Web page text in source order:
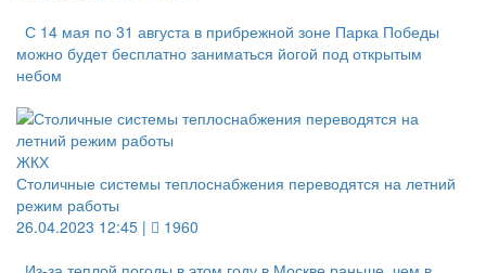
С 14 мая по 31 августа в прибрежной зоне Парка Победы
можно будет бесплатно заниматься йогой под открытым
небом
ЖКХ
Столичные системы теплоснабжения переводятся на летний
режим работы
26.04.2023 12:45 |
1960